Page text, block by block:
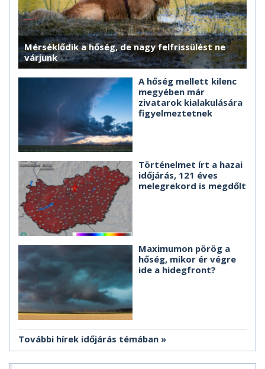
Mérséklődik a hőség, de nagy felfrissülést ne
várjunk
A hőség mellett kilenc
megyében már
zivatarok kialakulására
figyelmeztetnek
Történelmet írt a hazai
időjárás, 121 éves
melegrekord is megdőlt
Maximumon pörög a
hőség, mikor ér végre
ide a hidegfront?
További hírek időjárás témában